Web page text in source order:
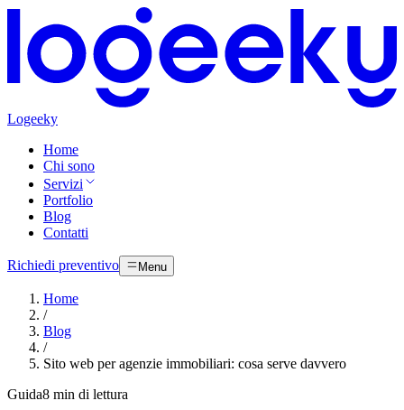
Logeeky
Home
Chi sono
Servizi
Portfolio
Blog
Contatti
Richiedi preventivo Menu
Home
/
Blog
/
Sito web per agenzie immobiliari: cosa serve davvero
Guida8 min di lettura